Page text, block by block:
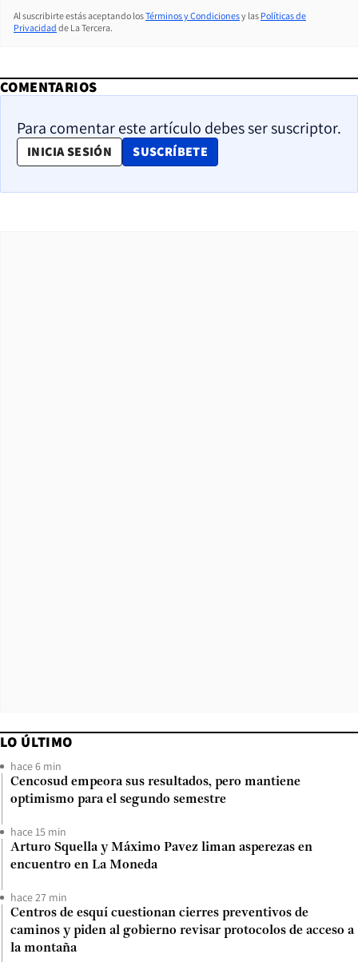
Al suscribirte estás aceptando losTérminos y Condicionesy las Políticas de
Privacidad de La Tercera.
COMENTARIOS
Para comentar este artículo debes ser suscriptor.
INICIA SESIÓN SUSCRÍBETE
OPENS IN NEW WINDOW
LO ÚLTIMO
hace 6 min
Cencosud empeora sus resultados, pero mantiene
optimismo para el segundo semestre
hace 15 min
Arturo Squella y Máximo Pavez liman asperezas en
encuentro en La Moneda
hace 27 min
Centros de esquí cuestionan cierres preventivos de
caminos y piden al gobierno revisar protocolos de acceso a
la montaña